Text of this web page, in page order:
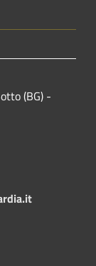
(BG) -